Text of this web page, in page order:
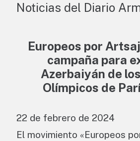
Noticias del Diario
Europeos por
campaña para
Azerbaiyán de
Olímpicos de
22 de febrero de 2024
El movimiento «Europeos